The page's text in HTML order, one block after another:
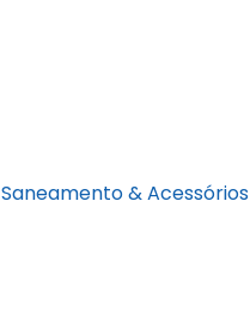
Saneamento & Acessórios